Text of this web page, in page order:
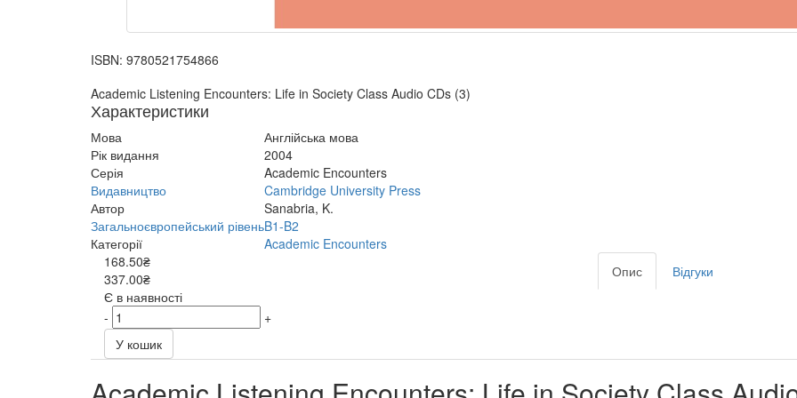
ISBN: 9780521754866
Academic Listening Encounters: Life in Society Class Audio CDs (3)
Характеристики
Мова
Англійська мова
Рік видання
2004
Серія
Academic Encounters
Видавництво
Cambridge University Press
Автор
Sanabria, K.
Загальноєвропейський рівеньB1-B2
Категорії
Academic Encounters
168.50₴
337.00₴
Є в наявності
-
+
У кошик
Опис Відгуки